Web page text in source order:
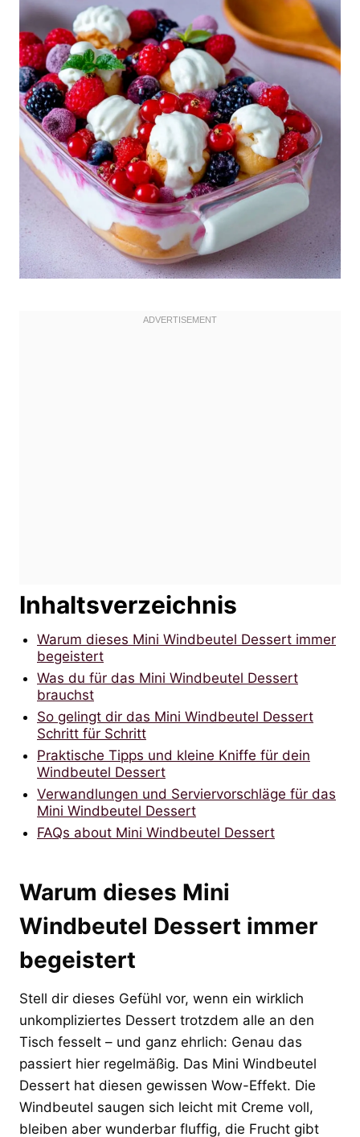
Inhaltsverzeichnis
Warum dieses Mini Windbeutel Dessert immer
begeistert
Was du für das Mini Windbeutel Dessert
brauchst
So gelingt dir das Mini Windbeutel Dessert
Schritt für Schritt
Praktische Tipps und kleine Kniffe für dein
Windbeutel Dessert
Verwandlungen und Serviervorschläge für das
Mini Windbeutel Dessert
FAQs about Mini Windbeutel Dessert
Warum dieses Mini
Windbeutel Dessert immer
begeistert
Stell dir dieses Gefühl vor, wenn ein wirklich
unkompliziertes Dessert trotzdem alle an den
Tisch fesselt – und ganz ehrlich: Genau das
passiert hier regelmäßig. Das Mini Windbeutel
Dessert hat diesen gewissen Wow-Effekt. Die
Windbeutel saugen sich leicht mit Creme voll,
bleiben aber wunderbar fluffig, die Frucht gibt